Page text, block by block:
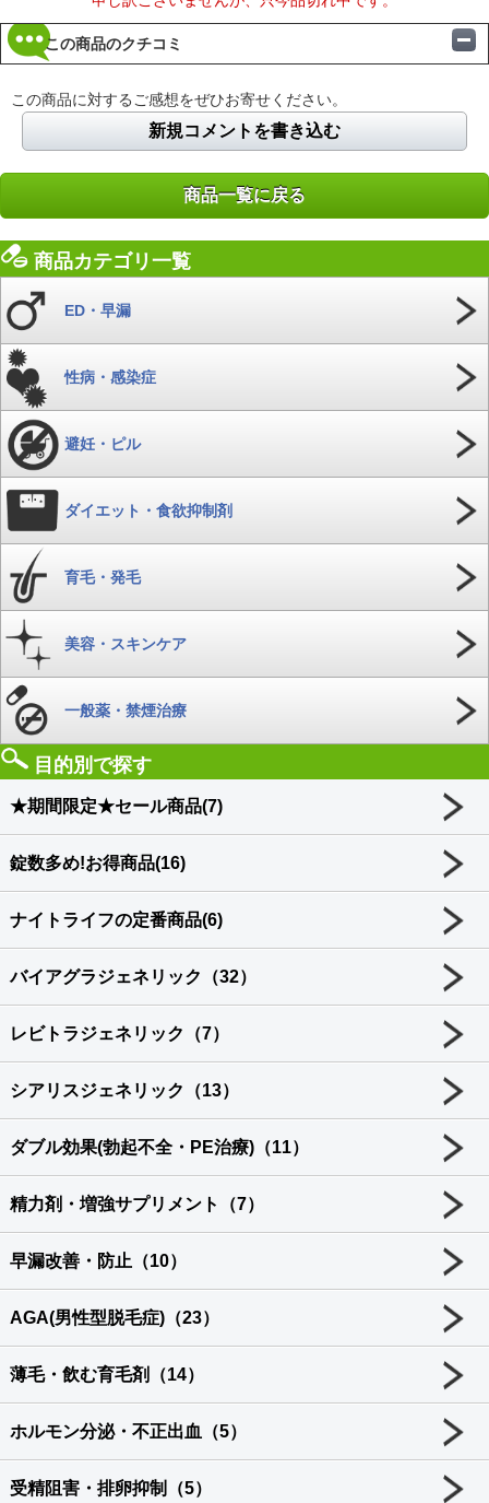
この商品のクチコミ
この商品に対するご感想をぜひお寄せください。
新規コメントを書き込む
商品一覧に戻る
商品カテゴリ一覧
ED・早漏
性病・感染症
避妊・ピル
ダイエット・食欲抑制剤
育毛・発毛
美容・スキンケア
一般薬・禁煙治療
目的別で探す
★期間限定★セール商品(7)
錠数多め!お得商品(16)
ナイトライフの定番商品(6)
バイアグラジェネリック（32）
レビトラジェネリック（7）
シアリスジェネリック（13）
ダブル効果(勃起不全・PE治療)（11）
精力剤・増強サプリメント（7）
早漏改善・防止（10）
AGA(男性型脱毛症)（23）
薄毛・飲む育毛剤（14）
ホルモン分泌・不正出血（5）
受精阻害・排卵抑制（5）